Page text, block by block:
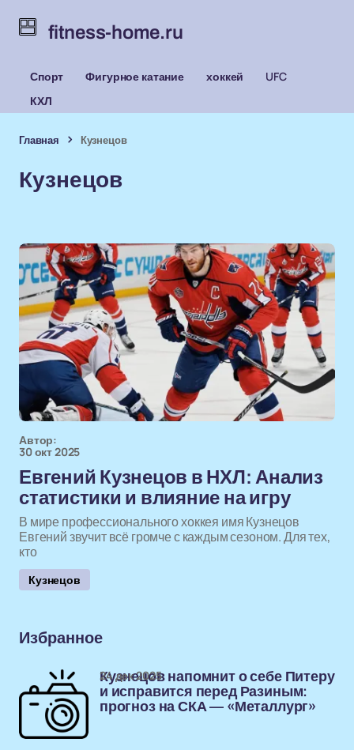
fitness-home.ru
Спорт Фигурное катание хоккей
UFC
КХЛ
Главная Кузнецов
Кузнецов
Автор:
30 окт 2025
Евгений Кузнецов в НХЛ: Анализ
статистики и влияние на игру
В мире профессионального хоккея имя Кузнецов
Евгений звучит всё громче с каждым сезоном. Для тех,
кто
Кузнецов
Избранное
Кузнецов напомнит о себе Питеру
и исправится перед Разиным:
прогноз на СКА — «Металлург»
24 дек 2025